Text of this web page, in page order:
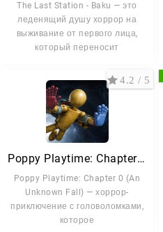
The Last Station - Baku — это
леденящий душу хоррор на
выживание от первого лица,
который переносит
Poppy Playtime: Chapter 0
Poppy Playtime: Chapter 0 (An
Unknown Fall) — хоррор-
приключение с головоломками,
которое
4.2 / 5